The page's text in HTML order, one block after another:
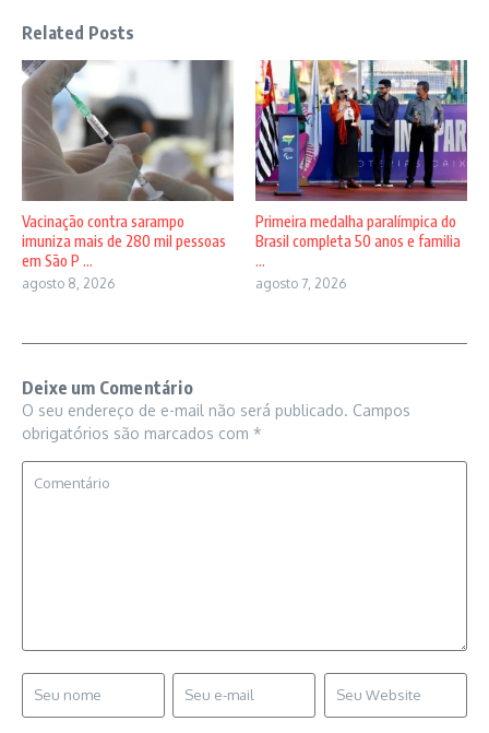
Related Posts
Vacinação contra sarampo
imuniza mais de 280 mil pessoas
em São P ...
agosto 8, 2026
Primeira medalha paralímpica do
Brasil completa 50 anos e familia
...
agosto 7, 2026
Deixe um Comentário
O seu endereço de e-mail não será publicado. Campos
obrigatórios são marcados com *